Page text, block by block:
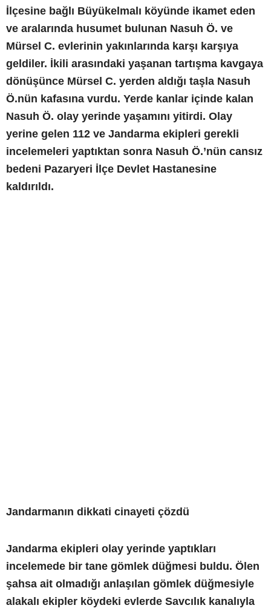
İlçesine bağlı Büyükelmalı köyünde ikamet eden
ve aralarında husumet bulunan Nasuh Ö. ve
Mürsel C. evlerinin yakınlarında karşı karşıya
geldiler. İkili arasındaki yaşanan tartışma kavgaya
dönüşünce Mürsel C. yerden aldığı taşla Nasuh
Ö.nün kafasına vurdu. Yerde kanlar içinde kalan
Nasuh Ö. olay yerinde yaşamını yitirdi. Olay
yerine gelen 112 ve Jandarma ekipleri gerekli
incelemeleri yaptıktan sonra Nasuh Ö.’nün cansız
bedeni Pazaryeri İlçe Devlet Hastanesine
kaldırıldı.
Jandarmanın dikkati cinayeti çözdü
Jandarma ekipleri olay yerinde yaptıkları
incelemede bir tane gömlek düğmesi buldu. Ölen
şahsa ait olmadığı anlaşılan gömlek düğmesiyle
alakalı ekipler köydeki evlerde Savcılık kanalıyla